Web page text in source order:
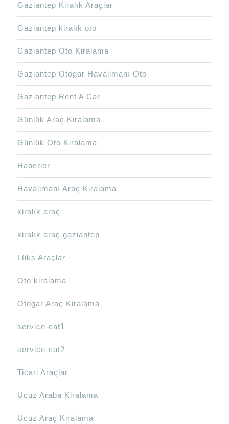
Gaziantep Kiralık Araçlar
Gaziantep kiralık oto
Gaziantep Oto Kiralama
Gaziantep Otogar Havalimanı Oto
Gaziantep Rent A Car
Günlük Araç Kiralama
Günlük Oto Kiralama
Haberler
Havalimanı Araç Kiralama
kiralık araç
kiralık araç gaziantep
Lüks Araçlar
Oto kiralama
Otogar Araç Kiralama
service-cat1
service-cat2
Ticari Araçlar
Ucuz Araba Kiralama
Ucuz Araç Kiralama